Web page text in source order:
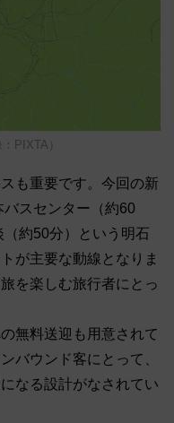
PIXTA）
も重要です。今回の新
スセンター（約60
約50分）という明石
が主要な動線となりま
を楽しむ旅行者にとっ
無料送迎も用意されて
バウンド客にとって、
なる設計がなされてい